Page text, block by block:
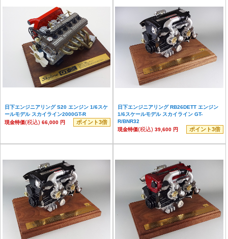
日下エンジニアリング S20 エンジン 1/6スケ
ールモデル スカイライン2000GT-R
現金特価(税込) 66,000 円 ポイント3倍
日下エンジニアリング RB26DETT エンジン
1/6スケールモデル スカイライン GT-
R/BNR32
現金特価(税込) 39,600 円 ポイント3倍